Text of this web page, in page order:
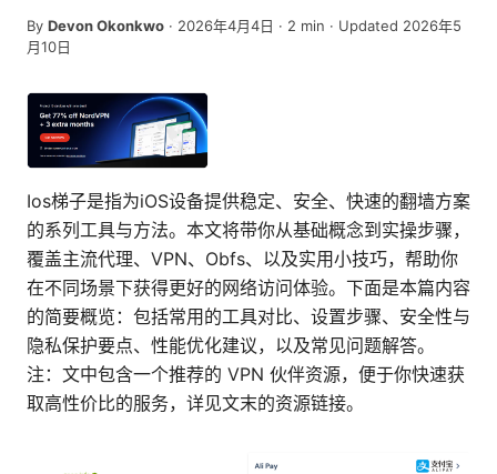
By Devon Okonkwo · 2026年4月4日 · 2 min · Updated 2026年5
月10日
Ios梯子是指为iOS设备提供稳定、安全、快速的翻墙方案
的系列工具与方法。本文将带你从基础概念到实操步骤，
覆盖主流代理、VPN、Obfs、以及实用小技巧，帮助你
在不同场景下获得更好的网络访问体验。下面是本篇内容
的简要概览：包括常用的工具对比、设置步骤、安全性与
隐私保护要点、性能优化建议，以及常见问题解答。
注：文中包含一个推荐的 VPN 伙伴资源，便于你快速获
取高性价比的服务，详见文末的资源链接。